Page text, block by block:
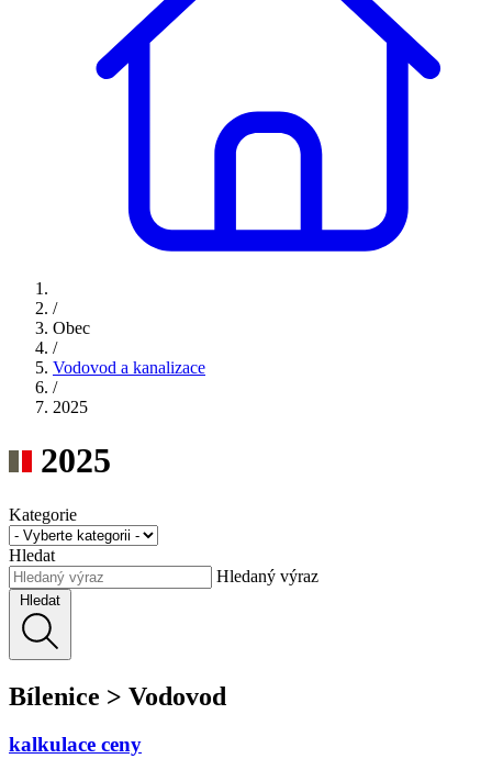
/
Obec
/
Vodovod a kanalizace
/
2025
2025
Kategorie
Hledat
Hledaný výraz
Hledat
Bílenice > Vodovod
kalkulace ceny